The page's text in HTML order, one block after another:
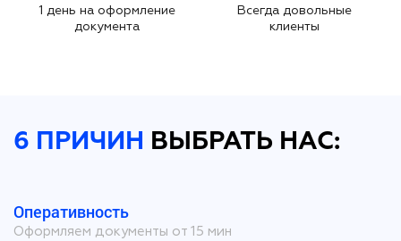
1 день на оформление
документа
Всегда довольные
клиенты
6 ПРИЧИН ВЫБРАТЬ НАС:
Оперативность
Оформляем документы от 15 мин